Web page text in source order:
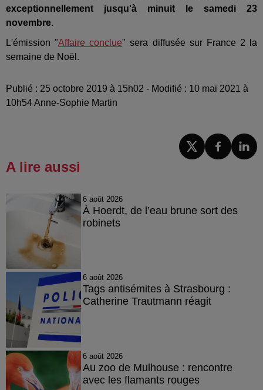
exceptionnellement jusqu'à minuit le samedi 23
novembre.
L'émission "Affaire conclue" sera diffusée sur France 2 la
semaine de Noël.
Publié : 25 octobre 2019 à 15h02 - Modifié : 10 mai 2021 à
10h54 Anne-Sophie Martin
A lire aussi
6 août 2026
À Hoerdt, de l’eau brune sort des
robinets
6 août 2026
Tags antisémites à Strasbourg :
Catherine Trautmann réagit
6 août 2026
Au zoo de Mulhouse : rencontre
avec les flamants rouges